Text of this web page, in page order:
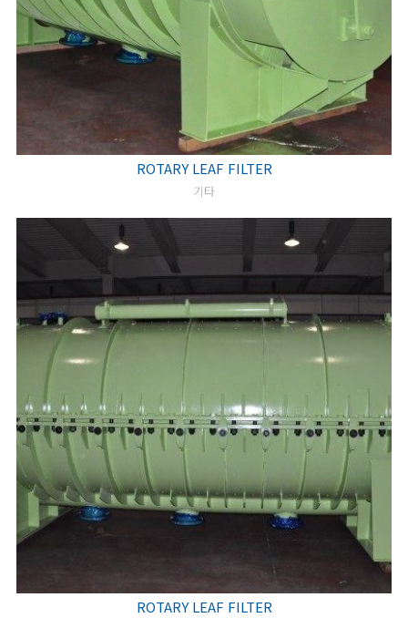
ROTARY LEAF FILTER
기타
ROTARY LEAF FILTER